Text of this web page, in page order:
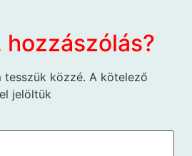
hozzászólás?
tesszük közzé. A kötelező
jelöltük